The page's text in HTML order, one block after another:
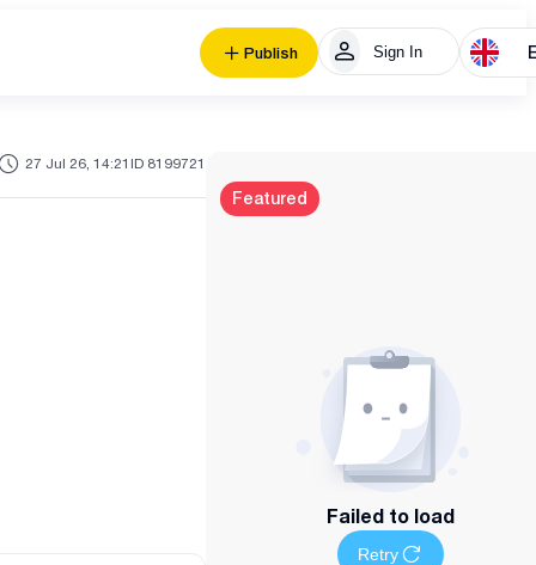
Publish Sign In
27 Jul 26, 14:21 ID 8199721
Featured
Failed to load
Retry